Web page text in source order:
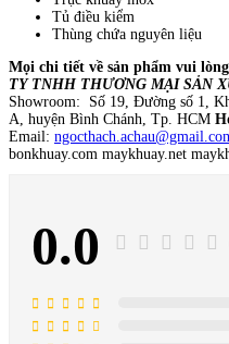
Tủ điều kiểm
Thùng chứa nguyên liệu
Mọi chi tiết về sản phẩm vui
TY TNHH THƯƠNG MẠI SẢN
Showroom: Số 19, Đường số 1,
A, huyện Bình Chánh, Tp. HCM
Email:
bonkhuay.com maykhuay.net
0.0